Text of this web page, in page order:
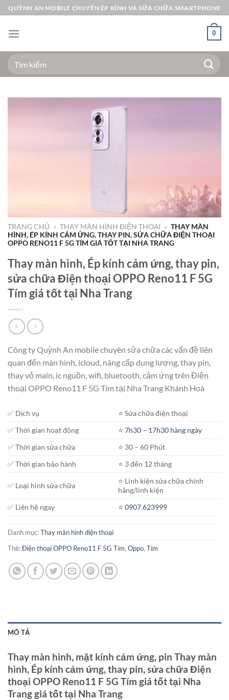
Bỏ
qua
nội
QUỲNH AN MOBILE CHUYÊN ÉP KÍNH VÀ SỬA CHỮA SMARTPHONE
0
Tìm
kiếm:
TRANG CHỦ » THAY MÀN HÌNH ĐIỆN THOẠI » THAY MÀN
HÌNH, ÉP KÍNH CẢM ỨNG, THAY PIN, SỬA CHỮA ĐIỆN THOẠI
OPPO RENO11 F 5G TÍM GIÁ TỐT TẠI NHA TRANG
Thay màn hình, Ép kính cảm ứng, thay pin,
sửa chữa Điện thoại OPPO Reno11 F 5G
Tím giá tốt tại Nha Trang
Công ty Quỳnh An mobile chuyên sửa chữa các vấn đề liên
quan đến màn hình, icloud, nâng cấp dung lượng, thay pin,
thay vỏ main, ic nguồn, wifi, bluetooth, cảm ứng trên Điện
thoại OPPO Reno11 F 5G Tím tại Nha Trang Khánh Hoà
✅ Dịch vụ
⭐️ Sửa chữa điện thoại
✅ Thời gian hoạt động
⭐️7h30 – 17h30 hàng ngày
✅ Thời gian sửa chữa
⭐️ 30 – 60 Phút
✅ Thời gian bảo hành
⭐️ 3 đến 12 tháng
✅ Loại hình sửa chữa
⭐️ Linh kiện sửa chữa chính
hãng/linh kiện
✅ Liên hệ ngay
⭐️0907.623999
Danh mục:Thay màn hình điện thoại
Thẻ:Điện thoại OPPO Reno11 F 5G Tím, Oppo, Tím
MÔ TẢ
Thay màn hình, mặt kính cảm ứng, pin Thay màn
hình, Ép kính cảm ứng, thay pin, sửa chữa Điện
thoại OPPO Reno11 F 5G Tím giá tốt tại Nha
Trang giá tốt tại Nha Trang